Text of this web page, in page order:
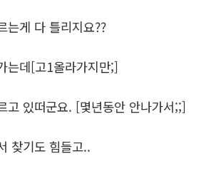
는게 다 틀리지요??
는데[고1올라가지만;]
고 있떠군요. [몇년동안 안나가서;;]
찾기도 힘들고..